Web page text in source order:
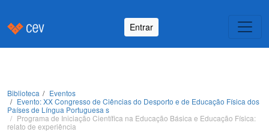
Entrar
Biblioteca
Eventos
Evento: XX Congresso de Ciências do Desporto e de Educação Física dos
Países de Língua Portuguesa s
Programa de Iniciação Científica na Educação Básica e Educação Física:
relato de experiência